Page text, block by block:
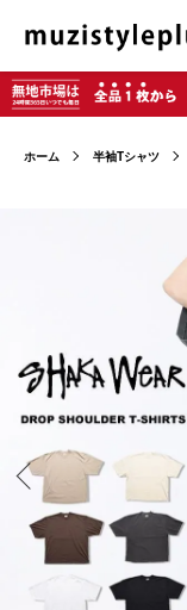
ホーム 半袖Tシャツ